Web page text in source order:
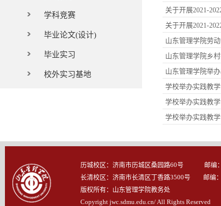
学科竞赛
毕业论文(设计)
毕业实习
校外实习基地
关于开展2021-
关于开展2021-
山东管理学院劳
山东管理学院乡
山东管理学院举
学校举办实践教
学校举办实践教
学校举办实践教
历城校区：济南市历城区桑园路60号 邮编
长清校区：济南市长清区丁香路3500号 邮编
版权所有：山东管理学院教务处
Copyright jwc.sdmu.edu.cn/ All Rights Reserved